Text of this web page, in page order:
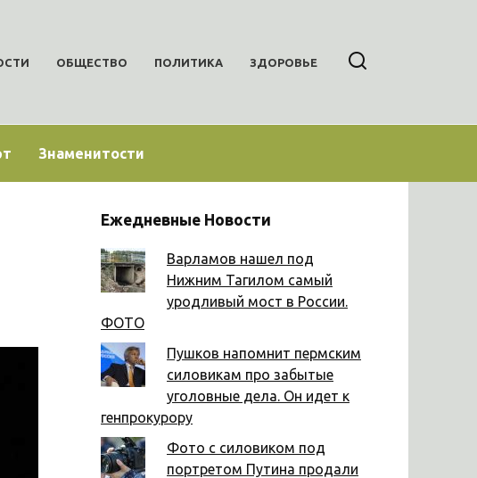
ОБЩЕСТВО ПОЛИТИКА ЗДОРОВЬЕ
Знаменитости
Ежедневные Новости
Варламов нашел под
Нижним Тагилом самый
уродливый мост в России.
ФОТО
Пушков напомнит пермским
силовикам про забытые
уголовные дела. Он идет к
генпрокурору
Фото с силовиком под
портретом Путина продали